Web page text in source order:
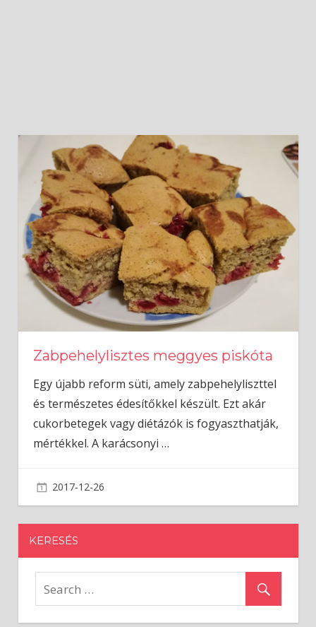
Zabpehelylisztes meggyes piskóta
Egy újabb reform süti, amely zabpehelyliszttel
és természetes édesítőkkel készült. Ezt akár
cukorbetegek vagy diétázók is fogyaszthatják,
mértékkel. A karácsonyi …
2017-12-26
KERESÉS